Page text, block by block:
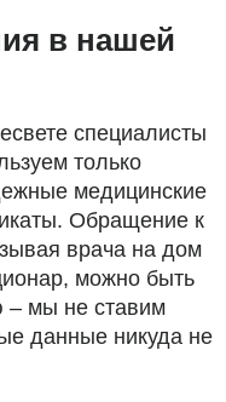
в нашей
специалисты
только
медицинские
Обращение к
врача на дом
можно быть
– мы не ставим
данные никуда не